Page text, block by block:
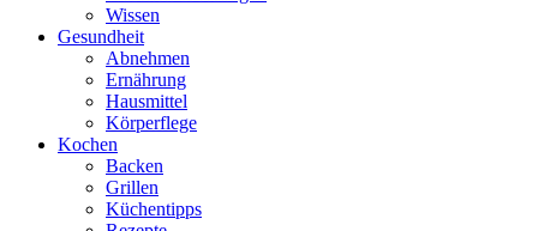
Wissen
Gesundheit
Abnehmen
Ernährung
Hausmittel
Körperflege
Kochen
Backen
Grillen
Küchentipps